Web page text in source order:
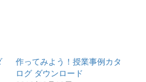
作ってみよう！授業事例カタ
ログ ダウンロード